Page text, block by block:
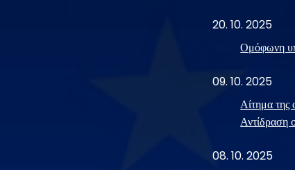
20. 10. 2025
Ομόφωνη
09. 10. 2025
Αίτημα
Αντίδραση
08. 10. 2025